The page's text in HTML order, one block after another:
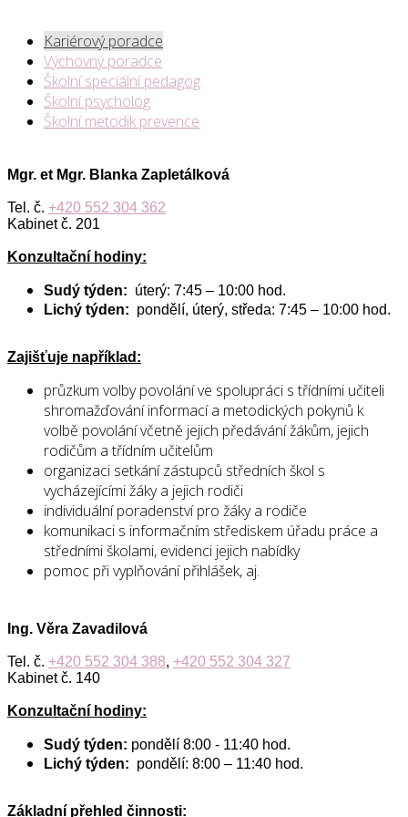
Kariérový poradce
Výchovný poradce
Školní speciální pedagog
Školní psycholog
Školní metodik prevence
Mgr. et Mgr. Blanka Zapletálková
Tel. č. +420 552 304 362
Kabinet č. 201
Konzultační hodiny:
Sudý týden: úterý: 7:45 – 10:00 hod.
Lichý týden: pondělí, úterý, středa: 7:45 – 10:00 hod.
Zajišťuje například:
průzkum volby povolání ve spolupráci s třídními učiteli
shromažďování informací a metodických pokynů k
volbě povolání včetně jejich předávání žákům, jejich
rodičům a třídním učitelům
organizaci setkání zástupců středních škol s
vycházejícími žáky a jejich rodiči
individuální poradenství pro žáky a rodiče
komunikaci s informačním střediskem úřadu práce a
středními školami, evidenci jejich nabídky
pomoc při vyplňování přihlášek, aj.
Ing. Věra Zavadilová
Tel. č. +420 552 304 388, +420 552 304 327
Kabinet č. 140
Konzultační hodiny:
Sudý týden: pondělí 8:00 - 11:40 hod.
Lichý týden: pondělí: 8:00 – 11:40 hod.
Základní přehled činnosti: